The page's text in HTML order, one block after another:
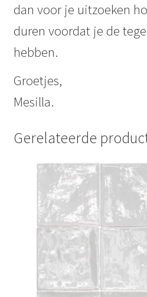
dan voor je uitzoeken
duren voordat je de
hebben.
Groetjes,
Mesilla.
Gerelateerde